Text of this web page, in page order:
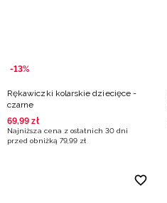
-13%
Rękawiczki kolarskie dziecięce -
czarne
69,99 zł
Najniższa cena z ostatnich 30 dni
przed obniżką 79,99 zł